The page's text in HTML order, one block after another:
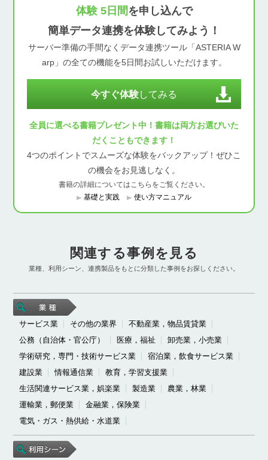
体験 5日間を申し込んで
簡単データ連携を体験してみよう！
サーバー準備の手間なくデータ連携ツール「ASTERIA W
arp」の全ての機能を5日間お試しいただけます。
今すぐ体験してみる
全員に選べる書籍プレゼント中！書籍は両方お選びいた
だくこともできます！
4つのポイントでスムーズな体験をバックアップ！ぜひこ
の機会をお見逃しなく。
書籍の詳細についてはこちらをご覧ください。
基礎と実践
使い方マニュアル
関連する事例を見る
業種、利用シーン、連携製品をもとに分類した事例をお探しください。
サービス業 その他の業界
不動産業，物品賃貸業
公務（自治体・官公庁）
医療，福祉
卸売業，小売業
学術研究，専門・技術サービス業
宿泊業，飲食サービス業
建設業
情報通信業
教育，学習支援業
生活関連サービス業，娯楽業
製造業
農業，林業
運輸業，郵便業
金融業，保険業
電気・ガス・熱供給・水道業